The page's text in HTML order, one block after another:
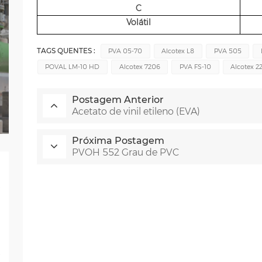
C
Volátil
TAGS QUENTES : PVA 05-70 Alcotex L8 PVA 505
POVAL LM-10 HD
Alcotex 7206 PVA FS-10 Alcotex
Postagem Anterior
Acetato de vinil etileno (EVA)
Próxima Postagem
PVOH 552 Grau de PVC